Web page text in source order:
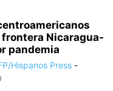
Nicaragua-
pandemia
Hispanos Press -